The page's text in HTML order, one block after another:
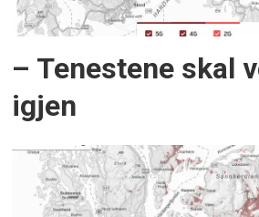
– Tenestene skal
igjen